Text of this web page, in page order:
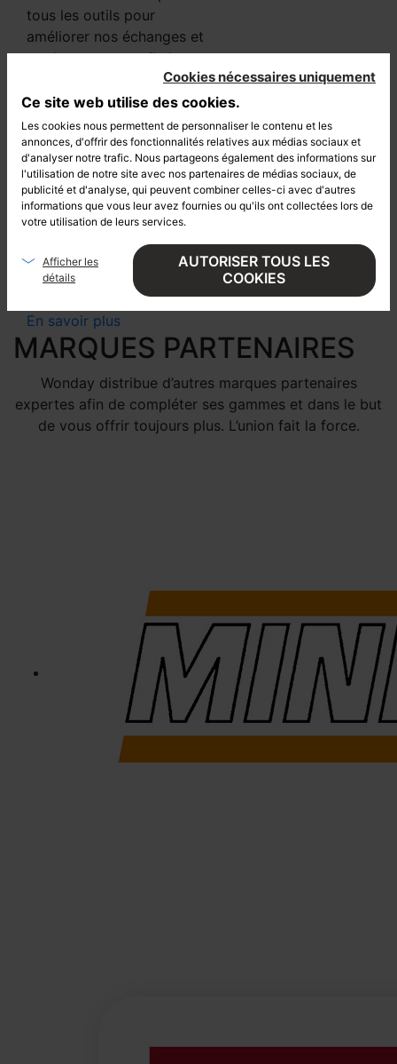
Cookies nécessaires uniquement
Ce site web utilise des cookies.
Les cookies nous permettent de personnaliser le contenu et les
annonces, d'offrir des fonctionnalités relatives aux médias sociaux et
d'analyser notre trafic. Nous partageons également des informations sur
l'utilisation de notre site avec nos partenaires de médias sociaux, de
publicité et d'analyse, qui peuvent combiner celles-ci avec d'autres
informations que vous leur avez fournies ou qu'ils ont collectées lors de
votre utilisation de leurs services.
AUTORISER TOUS LES
COOKIES
Afficher les
détails
tous les outils pour
améliorer nos échanges et
rendre votre travail chaque
jour plus agréable. Nous
ferons tout cela
sérieusement, sans jamais
nous prendre au sérieux.
Découvrez nos univers
produits et leur largeur de
gammes. Préparez vos
commandes en toute
sérénité. Wonday vous
attend !
En savoir plus
MARQUES PARTENAIRES
Wonday distribue d’autres marques partenaires
expertes afin de compléter ses gammes et dans le but
de vous offrir toujours plus. L’union fait la force.